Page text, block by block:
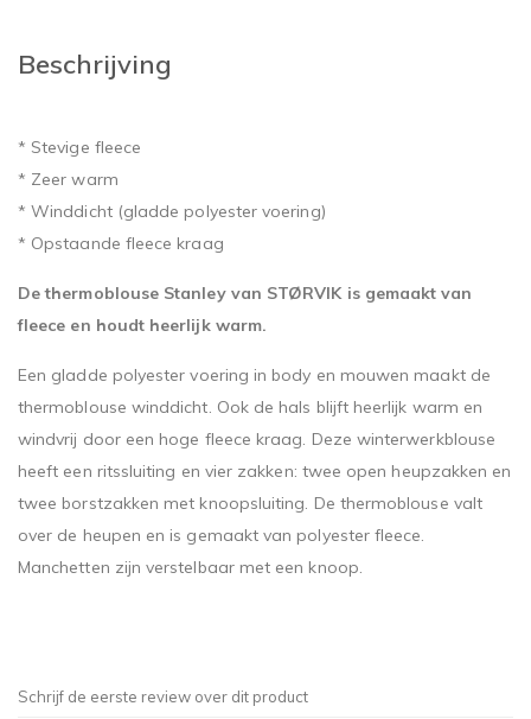
Beschrijving
* Stevige fleece
* Zeer warm
* Winddicht (gladde polyester voering)
* Opstaande fleece kraag
De thermoblouse Stanley van STØRVIK is gemaakt van
fleece en houdt heerlijk warm.
Een gladde polyester voering in body en mouwen maakt de
thermoblouse winddicht. Ook de hals blijft heerlijk warm en
windvrij door een hoge fleece kraag. Deze winterwerkblouse
heeft een ritssluiting en vier zakken: twee open heupzakken en
twee borstzakken met knoopsluiting. De thermoblouse valt
over de heupen en is gemaakt van polyester fleece.
Manchetten zijn verstelbaar met een knoop.
Schrijf de eerste review over dit product